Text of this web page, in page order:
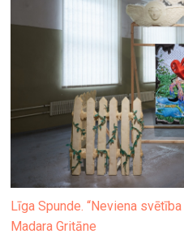
Līga Spunde. “Neviena
Madara Gritāne